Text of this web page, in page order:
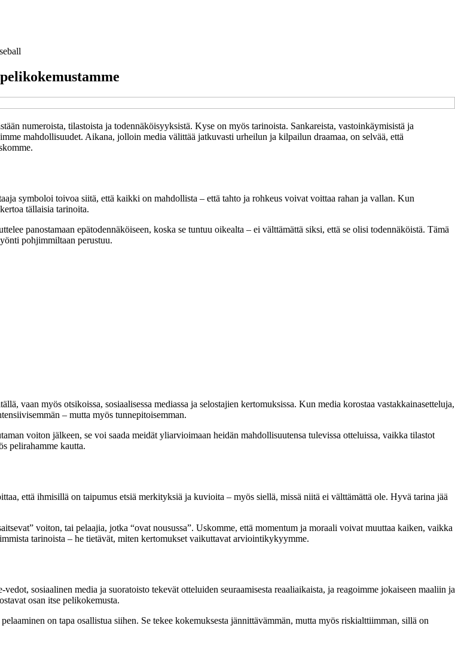
numeroista, tilastoista ja todennäköisyyksistä. Kyse on myös tarinoista. Sankareista, vastoinkäymisistä ja
mahdollisuudet. Aikana, jolloin media välittää jatkuvasti urheilun ja kilpailun draamaa, on selvää, että
symboloi toivoa siitä, että kaikki on mahdollista – että tahto ja rohkeus voivat voittaa rahan ja vallan. Kun
tällaisia tarinoita.
panostamaan epätodennäköiseen, koska se tuntuu oikealta – ei välttämättä siksi, että se olisi todennäköistä. Tämä
pohjimmiltaan perustuu.
vaan myös otsikoissa, sosiaalisessa mediassa ja selostajien kertomuksissa. Kun media korostaa vastakkainasetteluja,
– mutta myös tunnepitoisemman.
voiton jälkeen, se voi saada meidät yliarvioimaan heidän mahdollisuutensa tulevissa otteluissa, vaikka tilastot
pelirahamme kautta.
että ihmisillä on taipumus etsiä merkityksiä ja kuvioita – myös siellä, missä niitä ei välttämättä ole. Hyvä tarina jää
voiton, tai pelaajia, jotka “ovat nousussa”. Uskomme, että momentum ja moraali voivat muuttaa kaiken, vaikka
tarinoista – he tietävät, miten kertomukset vaikuttavat arviointikykyymme.
sosiaalinen media ja suoratoisto tekevät otteluiden seuraamisesta reaaliaikaista, ja reagoimme jokaiseen maaliin ja
osan itse pelikokemusta.
on tapa osallistua siihen. Se tekee kokemuksesta jännittävämmän, mutta myös riskialttiimman, sillä on